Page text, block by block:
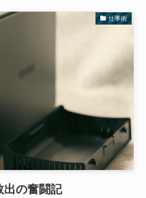
仕事術
出の奮闘記